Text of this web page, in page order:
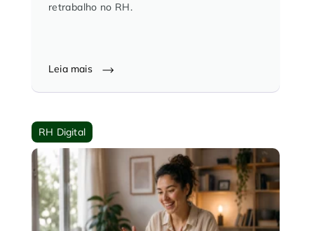
retrabalho no RH.
Leia mais
RH Digital